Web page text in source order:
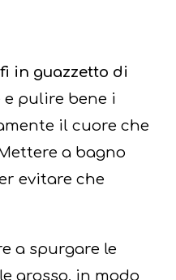
in guazzetto di
e pulire bene i
il cuore che
a bagno
evitare che
a spurgare le
grosso, in modo